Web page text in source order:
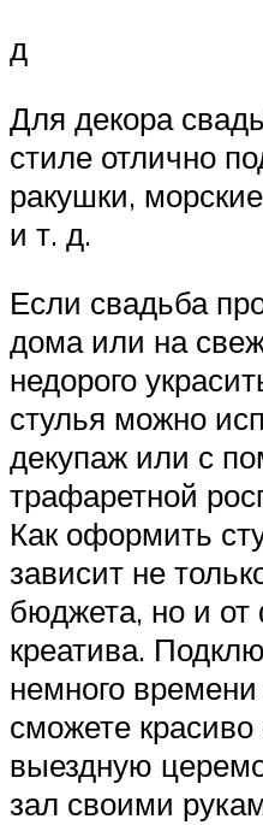
д
Для декора
стиле отлично
ракушки,
и т. д.
Если свадьба
дома или на
недорого
стулья можно
декупаж или с
трафаретной
Как оформить
зависит не
бюджета, но и от
креатива.
немного
сможете
выездную
зал своими